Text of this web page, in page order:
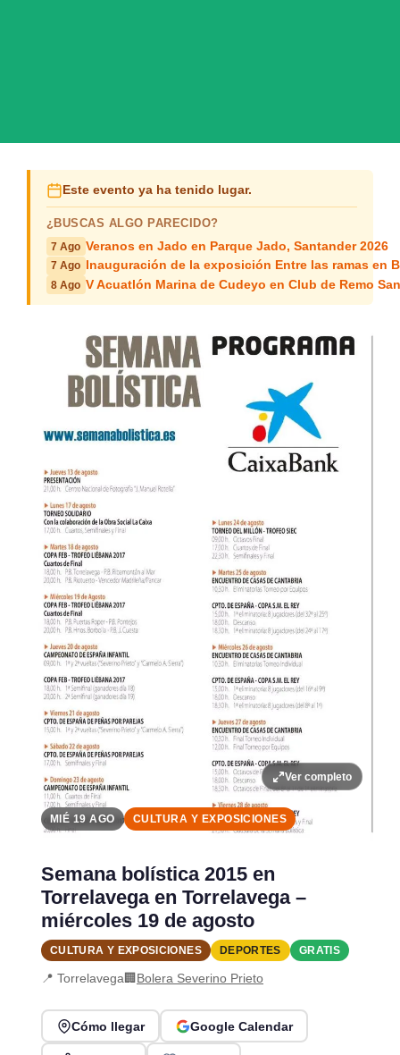
Este evento ya ha tenido lugar.
¿BUSCAS ALGO PARECIDO?
7 Ago Veranos en Jado en Parque Jado, Santander 2026
7 Ago Inauguración de la exposición Entre las ramas en
8 Ago V Acuatlón Marina de Cudeyo en Club de Remo
Ver completo
MIÉ 19 AGO CULTURA Y EXPOSICIONES
Semana bolística 2015 en
Torrelavega en Torrelavega –
miércoles 19 de agosto
CULTURA Y EXPOSICIONES DEPORTES GRATIS
📍 Torrelavega🏢 Bolera Severino Prieto
Cómo llegar Google Calendar